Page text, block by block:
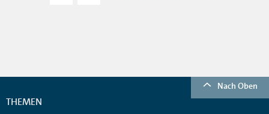
Nach Oben
THEMEN